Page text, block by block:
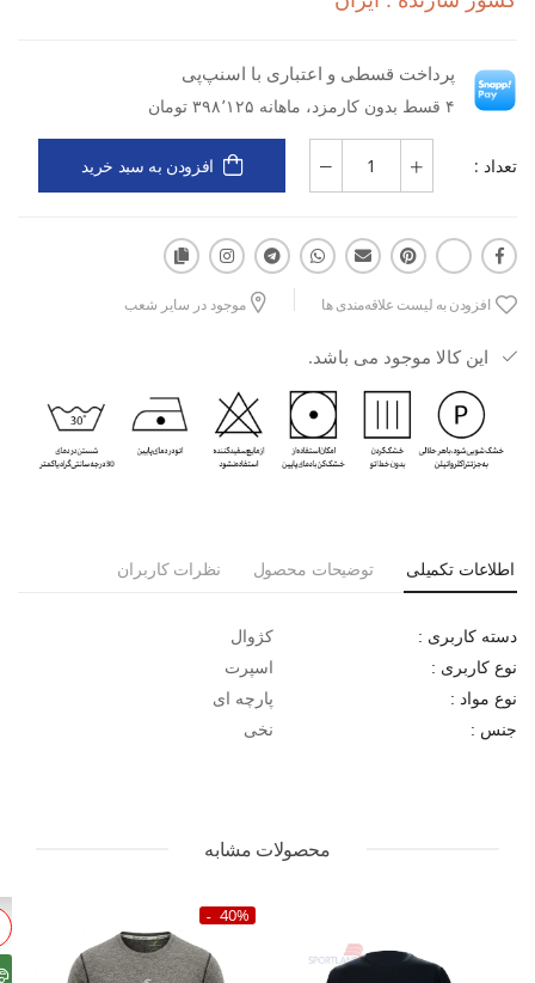
می‌توانید استایل و کارایی خود را در ورزش بهبود ببخشید.
پرداخت قسطی و اعتباری با اسنپ‌پی
۴ قسط بدون کارمزد، ماهانه ۳۹۸٬۱۲۵ تومان
تعداد : افزودن به سبد خرید
افزودن به لیست علاقه‌مندی ها موجود در سایر شعب
این کالا موجود می باشد.
اطلاعات تکمیلی توضیحات محصول نظرات کاربران
دسته کاربری : کژوال
نوع کاربری : اسپرت
نوع مواد : پارچه ای
جنس : نخی
محصولات مشابه
40%